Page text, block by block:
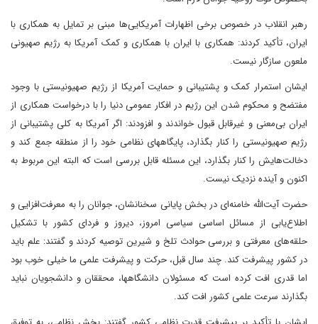
رهبر انقلاب در خصوص برخی اظهارات آمریکایی‌ها مبنی بر تمایل به همکاری با
ایران، تأکید کردند: همکاری با ایران با همکاری و کمک آمریکا به رژیم صهیونی
ملعون سازگار نیست.
ایشان استمرار کمک و پشتیبانی و حمایت آمریکا از رژیم صهیونیستی با وجود
مفتضح و محکوم شدن این رژیم در افکار عمومی دنیا را با درخواست همکاری از
ایران بی‌معنی و غیرقابل قبول خواندند و افزودند: اگر آمریکا به کلی پشتیبانی از
رژیم صهیونیستی را کنار بگذارد، پایگاههای نظامی خود را از منطقه جمع کند و
دخالت‌هایش را کنار بگذارد، این مسئله قابل بررسی است که البته این مربوط به
اکنون و آینده نزدیک نیست.
حضرت آیت‌الله خامنه‌ای در بخش پایانی سخنانشان، جوانان را به معرفت‌افزایی و
اطلاع‌یابی از مسائل اساسی سیاسی امروز، دیروز و فردای کشور با تشکیل
حلقه‌های معرفتی و بررسی حوادث تلخ و شیرین توصیه کردند و گفتند: علم باید
در کشور پیشرفت کند. چند سال قبل، حرکت و پیشرفت علمی ما خیلی خوب بود
اما قدری افت کرده است که مسئولان دانشگاهها، محققان و دانشجویان نباید
بگذارند سرعت علمی کشور افت کند.